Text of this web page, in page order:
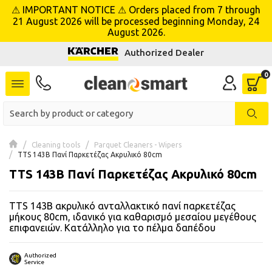
menu
⚠ IMPORTANT NOTICE ⚠ Orders placed from 7 through
21 August 2026 will be processed beginning Monday, 24
August 2026.
Authorized Dealer
Cleaning tools
Parquet Cleaners - Wipers
TTS 143B Πανί Παρκετέζας Ακρυλικό 80cm
TTS 143B Πανί Παρκετέζας Ακρυλικό 80cm
TTS 143B ακρυλικό ανταλλακτικό πανί παρκετέζας
μήκους 80cm, ιδανικό για καθαρισμό μεσαίου μεγέθους
επιφανειών. Κατάλληλο για το πέλμα δαπέδου
Authorized
Service